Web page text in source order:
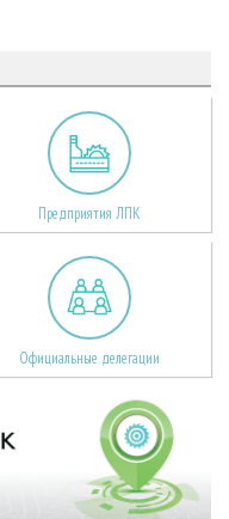
Предприятия ЛПК
Официальные делегации